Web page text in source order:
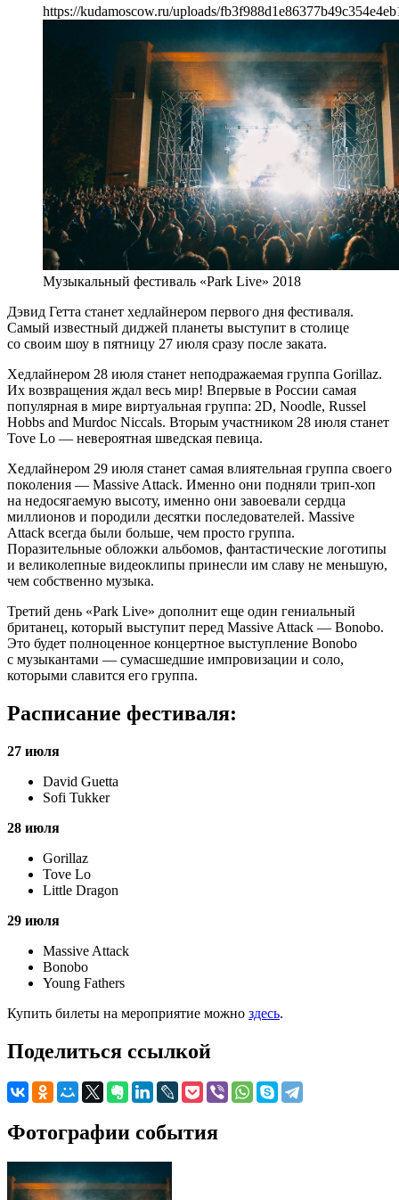
https://kudamoscow.ru/uploads/
Музыкальный фестиваль «Park Live» 2018
Дэвид Гетта станет хедлайнером первого дня фестиваля.
Самый известный диджей планеты выступит в столице
со своим шоу в пятницу 27 июля сразу после заката.
Хедлайнером 28 июля станет неподражаемая группа Gorillaz.
Их возвращения ждал весь мир! Впервые в России самая
популярная в мире виртуальная группа: 2D, Noodle, Russel
Hobbs and Murdoc Niccals. Вторым участником 28 июля станет
Tove Lo — невероятная шведская певица.
Хедлайнером 29 июля станет самая влиятельная группа своего
поколения — Massive Attack. Именно они подняли трип-хоп
на недосягаемую высоту, именно они завоевали сердца
миллионов и породили десятки последователей. Massive
Attack всегда были больше, чем просто группа.
Поразительные обложки альбомов, фантастические логотипы
и великолепные видеоклипы принесли им славу не меньшую,
чем собственно музыка.
Третий день «Park Live» дополнит еще один гениальный
британец, который выступит перед Massive Attack — Bonobo.
Это будет полноценное концертное выступление Bonobo
с музыкантами — сумасшедшие импровизации и соло,
которыми славится его группа.
Расписание фестиваля:
27 июля
David Guetta
Sofi Tukker
28 июля
Gorillaz
Tove Lo
Little Dragon
29 июля
Massive Attack
Bonobo
Young Fathers
Купить билеты на мероприятие можно здесь.
Поделиться ссылкой
Фотографии события